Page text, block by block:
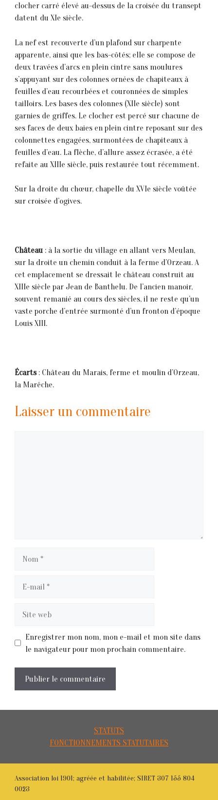
clocher carré élevé au-dessus de la croisée du transept
datent du XIe siècle.
La nef est recouverte d’un plafond sur charpente
apparente, ainsi que les bas-côtés; elle se compose de
deux travées d’arcs en plein cintre sans moulures
s’appuyant sur des colonnes ornées de chapiteaux à
feuilles d’eau recourbées et couronnées de simples
tailloirs. Les bases des colonnes (XIIe siècle) sont
garnies de griffes. Le clocher est percé sur chacune de
ses faces de deux baies en plein cintre reposant sur des
colonnettes engagées, surmontées de chapiteaux à
feuilles d’eau. La flèche, d’allure assez écrasée, a été
refaite au XIIIe siècle, puis restaurée tout récemment.
Sur la droite du chœur, chapelle du XVIe siècle voûtée
sur croisée d’ogives.
Château : à la sortie du village en allant vers Meulan,
sur la droite un chemin conduit à la ferme d’Orzeau. A
cet emplacement se dressait le château construit au
XIIIe siècle par Jean de Banthelu. De l’ancien manoir,
souvent remanié au cours des siècles, il ne reste qu’un
vaste porche d’entrée surmonté d’un fronton d’époque
Louis XIII.
Écarts: Château du Marais, ferme et moulin d’Orzeau,
la Marêche.
Laisser un commentaire
Enregistrer mon nom, mon e-mail et mon site dans
le navigateur pour mon prochain commentaire.
STATUTS
FONCTIONNEMENTS STATUTAIRES
Association loi 1901; agréée et habilitée; SIRET 307 155 804
0023